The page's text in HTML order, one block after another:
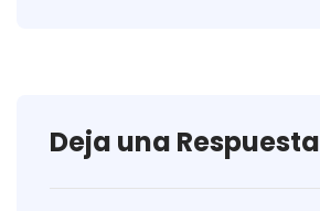
Deja una Respuesta